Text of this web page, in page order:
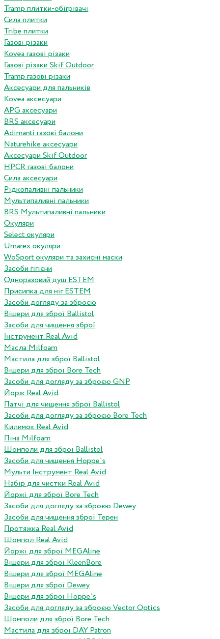
Tramp плитки-обігрівачі
Сила плитки
Tribe плитки
Газові різаки
Kovea газові різаки
Газові різаки Skif Outdoor
Tramp газові різаки
Аксесуари для пальників
Kovea аксесуари
APG аксесуари
BRS аксесуари
Adimanti газові балони
Naturehike аксесуари
Аксесуари Skif Outdoor
HPCR газові балони
Сила аксесуари
Рідкопаливні пальники
Мультипаливні пальники
BRS Мультипаливні пальники
Окуляри
Select окуляри
Umarex окуляри
WoSport окуляри та захисні маски
Засоби гігієни
Одноразовий душ ESTEM
Присипка для ніг ESTEM
Засоби догляду за зброєю
Вішери для зброї Ballistol
Засоби для чищення зброї
Інструмент Real Avid
Масла Milfoam
Мастила для зброї Ballistol
Вішери для зброї Bore Tech
Засоби для догляду за зброєю GNP
Йорж Real Avid
Патчі для чищення зброї Ballistol
Засоби для догляду за зброєю Bore Tech
Килимок Real Avid
Піна Milfoam
Шомполи для зброї Ballistol
Засоби для чищення Hoppe`s
Мульти Інструмент Real Avid
Набір для чистки Real Avid
Йоржі для зброї Bore Tech
Засоби для догляду за зброєю Dewey
Засоби для чищення зброї Терен
Протяжка Real Avid
Шомпол Real Avid
Йоржі для зброї MEGAline
Вішери для зброї KleenBore
Вішери для зброї MEGAline
Вішери для зброї Dewey
Вішери для зброї Hoppe`s
Засоби для догляду за зброєю Vector Optics
Шомполи для зброї Bore Tech
Мастила для зброї DAY Patron